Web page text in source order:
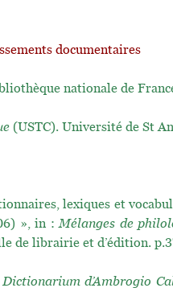
documentaires
nationale de
(USTC). Université de St
lexiques et
», in :Mélanges de
de librairie et d’édition.
d’Ambrogio